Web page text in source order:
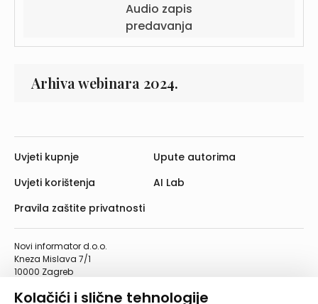
Kolačići i slične tehnologije
Audio zapis
predavanja
Arhiva webinara 2024.
Novi informator d.o.o.
Kneza Mislava 7/1
10000 Zagreb
Telefaks: 01/4612-553
Uvjeti kupnje
Uvjeti korištenja
Pravila zaštite privatnosti
Upute autorima
AI Lab